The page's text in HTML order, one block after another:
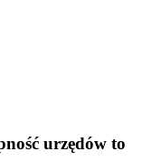
urzędów to